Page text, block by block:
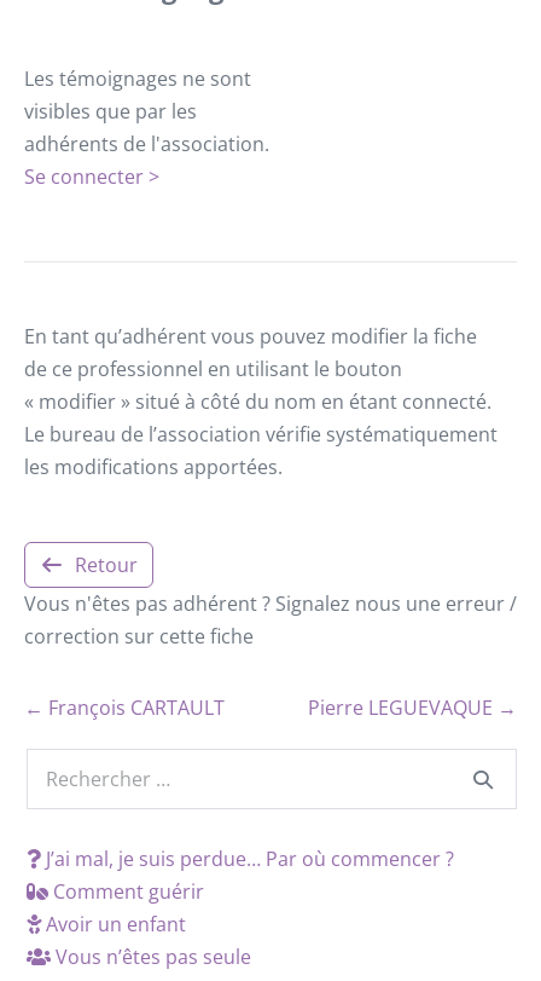
Les témoignages ne sont
visibles que par les
adhérents de l'association.
Se connecter >
En tant qu’adhérent vous pouvez modifier la fiche
de ce professionnel en utilisant le bouton
« modifier » situé à côté du nom en étant connecté.
Le bureau de l’association vérifie systématiquement
les modifications apportées.
Retour
Vous n'êtes pas adhérent ? Signalez nous une erreur /
correction sur cette fiche
← François CARTAULT Pierre LEGUEVAQUE →
J’ai mal, je suis perdue… Par où commencer ?
Comment guérir
Avoir un enfant
Vous n’êtes pas seule